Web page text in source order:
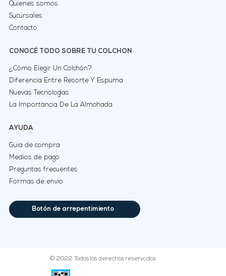
NONI NONI COLCHONES & SOMMIERS
WhatsApp Atencion exclusiva 11 2836-7963
Morón
Calle Salta: 0800-333-4479
WhatsApp Atención exclusiva 11 3295-7073
CONOCÉ A NUESTRO EQUIPO